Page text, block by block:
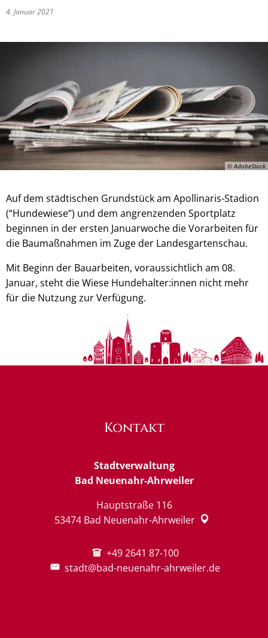
4. Januar 2021
© AdobeStock
Auf dem städtischen Grundstück am Apollinaris-Stadion
(“Hundewiese“) und dem angrenzenden Sportplatz
beginnen in der ersten Januarwoche die Vorarbeiten für
die Baumaßnahmen im Zuge der Landesgartenschau.
Mit Beginn der Bauarbeiten, voraussichtlich am 08.
Januar, steht die Wiese Hundehalter:innen nicht mehr
für die Nutzung zur Verfügung.
Kontakt
Stadtverwaltung
Bad Neuenahr-Ahrweiler
Hauptstraße 116
53474 Bad Neuenahr-Ahrweiler
+49 2641 87-100
stadt@bad-neuenahr-ahrweiler.de